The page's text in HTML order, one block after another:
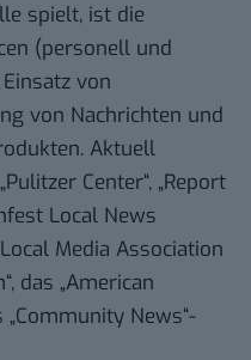
spielt, ist die
(personell und
von
von Nachrichten und
Aktuell
Center“, „Report
Local News
Media Association
das „American
News“-